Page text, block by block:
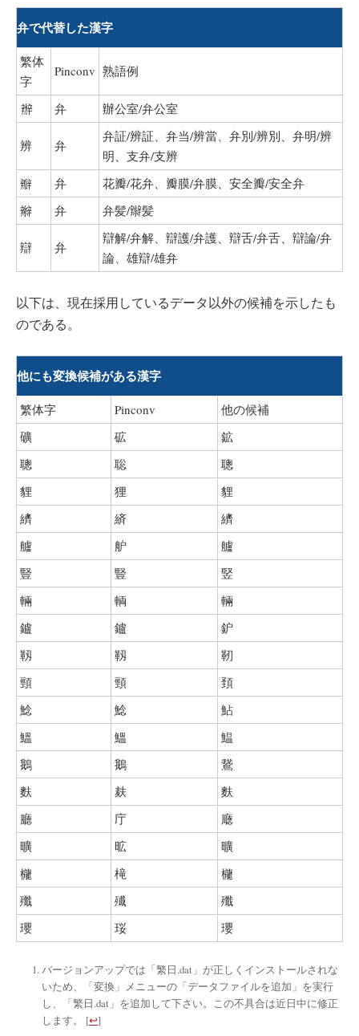
弁で代替した漢字
繁体
字
Pinconv 熟語例
辦 弁 辦公室/弁公室
辨 弁
弁証/辨証、弁当/辨當、弁別/辨別、弁明/辨
明、支弁/支辨
瓣 弁 花瓣/花弁、瓣膜/弁膜、安全瓣/安全弁
辮 弁 弁髪/辮髪
辯 弁
辯解/弁解、辯護/弁護、辯舌/弁舌、辯論/弁
論、雄辯/雄弁
以下は、現在採用しているデータ以外の候補を示したも
のである。
他にも変換候補がある漢字
繁体字 Pinconv
他の候補
礦
砿
鉱
聰
聡
聰
貍
狸
貍
纃
緕
纃
艫
舮
艫
豎
豎
竪
輛
輌
輛
鑪
鑪
鈩
靱
靱
靭
頸
頸
頚
鯰
鯰
鮎
鰮
鰮
鰛
鵝
鵝
鵞
麩
麸
麩
廳
庁
廰
曠
昿 曠
櫳 槞 櫳
殲 殱
殲
瓔
珱 瓔
バージョンアップでは「繁日.dat」が正しくインストールされな
いため、「変換」メニューの「データファイルを追加」を実行
し、「繁日.dat」を追加して下さい。この不具合は近日中に修正
します。
[↩]